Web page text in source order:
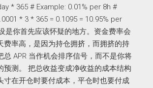
* 365 # Example: 0.01% per 8h #
* 3 * 365 = 0.1095 = 10.95% per
是你首先应该怀疑的地方。资金费率会
费率高，是因为持仓拥挤，而拥挤的持
总 APR 当作机会排序信号，而不是你将
预测。 把总收益变成净收益的成本结构
寸在开仓时要付成本，平仓时也要付成